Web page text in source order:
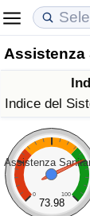
Assistenza
Indice del
Assistenza
0 100
73.98
Costo della
Indice Del
Indice Del
Indice del
Prezzi degli
Indice del
Indice del
Indice del
Qualità
Indice della
Indice della
Indice della